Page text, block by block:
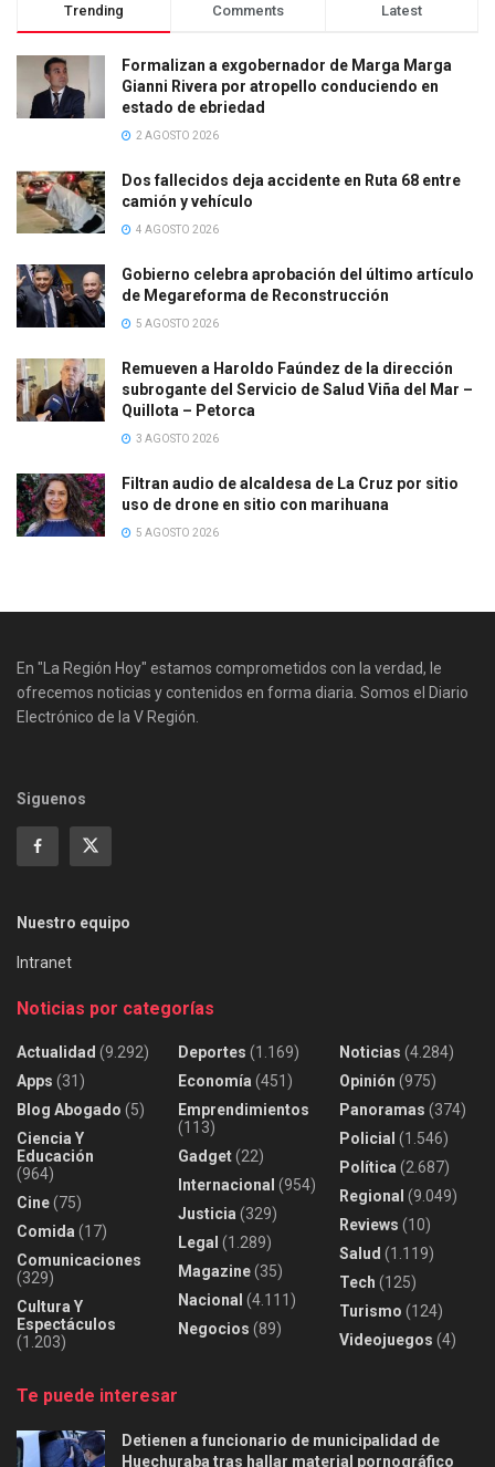
Trending Comments Latest
Formalizan a exgobernador de Marga Marga
Gianni Rivera por atropello conduciendo en
estado de ebriedad
2 AGOSTO 2026
Dos fallecidos deja accidente en Ruta 68 entre
camión y vehículo
4 AGOSTO 2026
Gobierno celebra aprobación del último artículo
de Megareforma de Reconstrucción
5 AGOSTO 2026
Remueven a Haroldo Faúndez de la dirección
subrogante del Servicio de Salud Viña del Mar –
Quillota – Petorca
3 AGOSTO 2026
Filtran audio de alcaldesa de La Cruz por sitio
uso de drone en sitio con marihuana
5 AGOSTO 2026
En "La Región Hoy" estamos comprometidos con la verdad, le
ofrecemos noticias y contenidos en forma diaria. Somos el Diario
Electrónico de la V Región.
Siguenos
Nuestro equipo
Intranet
Noticias por categorías
Actualidad (9.292)
Apps (31)
Blog Abogado (5)
Ciencia Y
Educación
(964)
Cine(75)
Comida (17)
Comunicaciones
(329)
Cultura Y
Espectáculos
(1.203)
Deportes (1.169)
Economía (451)
Emprendimientos
(113)
Gadget(22)
Internacional (954)
Justicia (329)
Legal (1.289)
Magazine(35)
Nacional (4.111)
Negocios (89)
Noticias (4.284)
Opinión (975)
Panoramas (374)
Policial (1.546)
Política (2.687)
Regional (9.049)
Reviews (10)
Salud (1.119)
Tech (125)
Turismo (124)
Videojuegos (4)
Te puede interesar
Detienen a funcionario de municipalidad de
Huechuraba tras hallar material pornográfico